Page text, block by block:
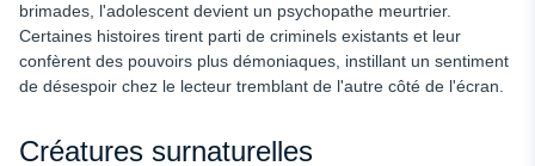
brimades, l'adolescent devient un psychopathe meurtrier.
Certaines histoires tirent parti de criminels existants et leur
confèrent des pouvoirs plus démoniaques, instillant un sentiment
de désespoir chez le lecteur tremblant de l'autre côté de l'écran.
Créatures surnaturelles